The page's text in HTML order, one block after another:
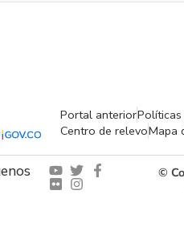
Portal anterior
Centro de relevoMapa
©